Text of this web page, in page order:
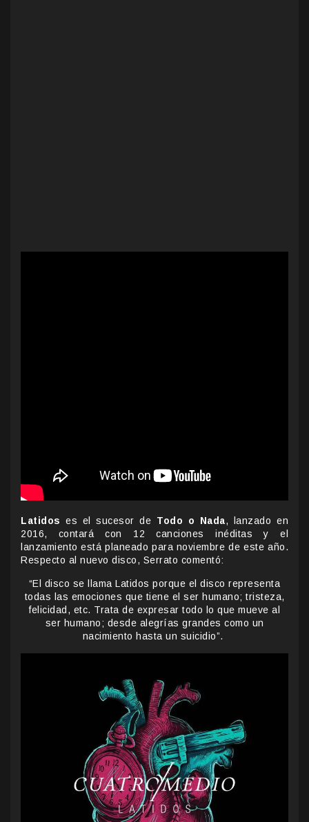
Latidos es el sucesor de Todo o Nada, lanzado en
2016, contará con 12 canciones inéditas y el
lanzamiento está planeado para noviembre de este año.
Respecto al nuevo disco, Serrato comentó:
“El disco se llama Latidos porque el disco representa
todas las emociones que tiene el ser humano; tristeza,
felicidad, etc. Trata de expresar todo lo que mueve al
ser humano; desde alegrías grandes como un
nacimiento hasta un suicidio”.